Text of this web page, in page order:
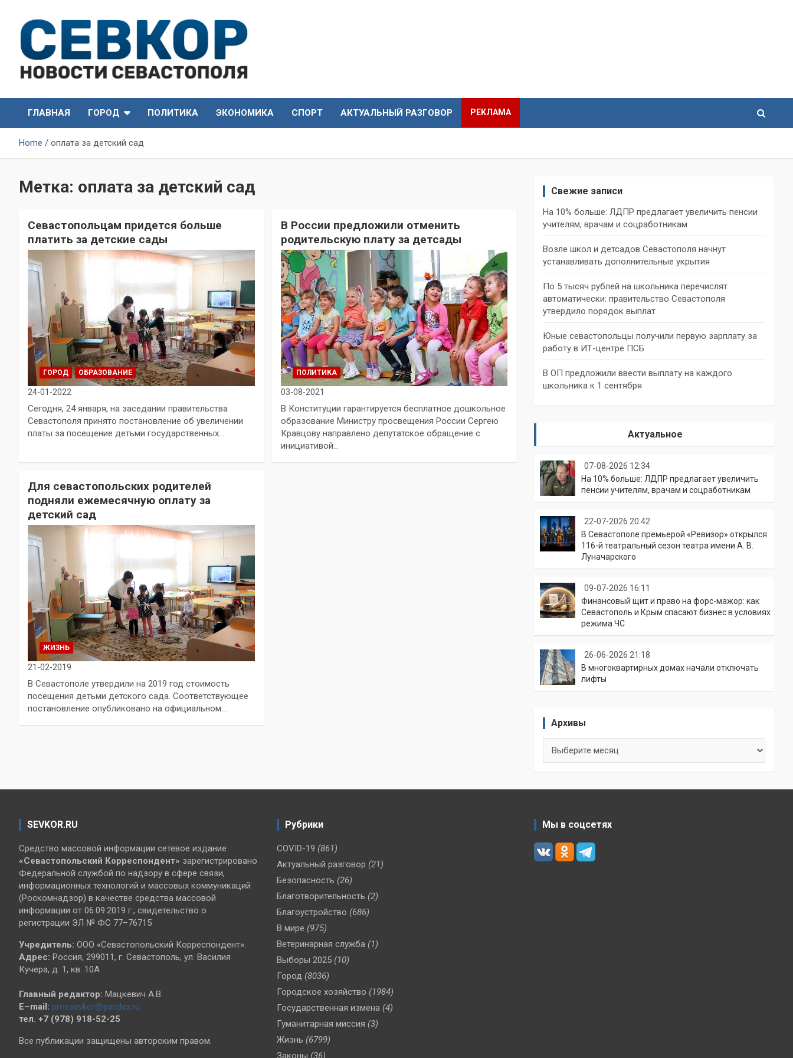
content
СевКор — Новости
Севастополя
Севастополя
ГЛАВНАЯ
ГОРОД ПОЛИТИКА ЭКОНОМИКА СПОРТ АКТУАЛЬНЫЙ РАЗГОВОР РЕКЛАМА
Home оплата за детский сад
Метка: оплата за детский сад
Севастопольцам придется больше
платить за детские сады
ГОРОД ОБРАЗОВАНИЕ
24-01-2022
Сегодня, 24 января, на заседании правительства
Севастополя принято постановление об увеличении
платы за посещение детьми государственных…
В России предложили отменить
родительскую плату за детсады
ПОЛИТИКА
03-08-2021
В Конституции гарантируется бесплатное дошкольное
образование Министру просвещения России Сергею
Кравцову направлено депутатское обращение с
инициативой…
Для севастопольских родителей
подняли ежемесячную оплату за
детский сад
ЖИЗНЬ
21-02-2019
В Севастополе утвердили на 2019 год стоимость
посещения детьми детского сада. Соответствующее
постановление опубликовано на официальном…
Свежие записи
На 10% больше: ЛДПР предлагает увеличить пенсии
учителям, врачам и соцработникам
Возле школ и детсадов Севастополя начнут
устанавливать дополнительные укрытия
По 5 тысяч рублей на школьника перечислят
автоматически: правительство Севастополя
утвердило порядок выплат
Юные севастопольцы получили первую зарплату за
работу в ИТ-центре ПСБ
В ОП предложили ввести выплату на каждого
школьника к 1 сентября
Актуальное
07-08-2026 12:34
На 10% больше: ЛДПР предлагает увеличить
пенсии учителям, врачам и соцработникам
22-07-2026 20:42
В Севастополе премьерой «Ревизор» открылся
116-й театральный сезон театра имени А. В.
Луначарского
09-07-2026 16:11
Финансовый щит и право на форс-мажор: как
Севастополь и Крым спасают бизнес в условиях
режима ЧС
26-06-2026 21:18
В многоквартирных домах начали отключать
лифты
Архивы
SEVKOR.RU
Средство массовой информации сетевое издание
«Севастопольский Корреспондент» зарегистрировано
Федеральной службой по надзору в сфере связи,
информационных технологий и массовых коммуникаций
(Роскомнадзор) в качестве средства массовой
информации от 06.09.2019 г., свидетельство о
регистрации ЭЛ № ФС 77–76715
Учредитель: ООО «Севастопольский Корреспондент».
Адрес: Россия, 299011, г. Севастополь, ул. Василия
Кучера, д. 1, кв. 10А
Главный редактор: Мацкевич А.В.
E–mail: pressevkor@yandex.ru
тел. +7 (978) 918-52-25
Все публикации защищены авторским правом.
Рубрики
COVID-19 (861)
Актуальный разговор (21)
Безопасность (26)
Благотворительность (2)
Благоустройство (686)
В мире (975)
Ветеринарная служба (1)
Выборы 2025 (10)
Город (8036)
Городское хозяйство (1984)
Государственная измена (4)
Гуманитарная миссия (3)
Жизнь (6799)
Законы (36)
Мы в соцсетях